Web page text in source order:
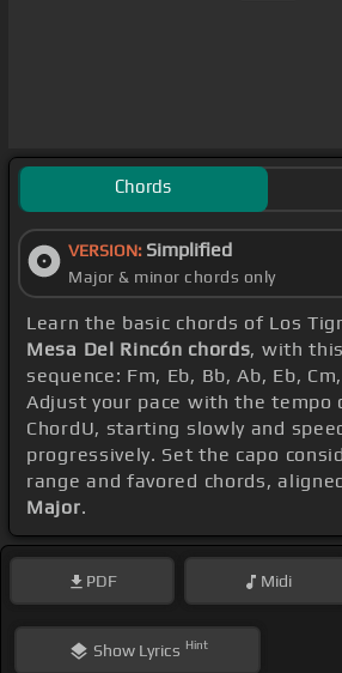
Chords
VERSION: Simplified
Major & minor chords only
Learn the basic chords of Los
Mesa Del Rincón chords, with
sequence: Fm, Eb, Bb, Ab, Eb,
Adjust your pace with the tempo
ChordU, starting slowly and
progressively. Set the capo
range and favored chords,
Major.
PDF Midi
ShowLyrics Hint